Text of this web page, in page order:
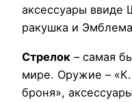
аксессуары ввиде
ракушка и
Стрелок – самая
мире. Оружие –
броня»,